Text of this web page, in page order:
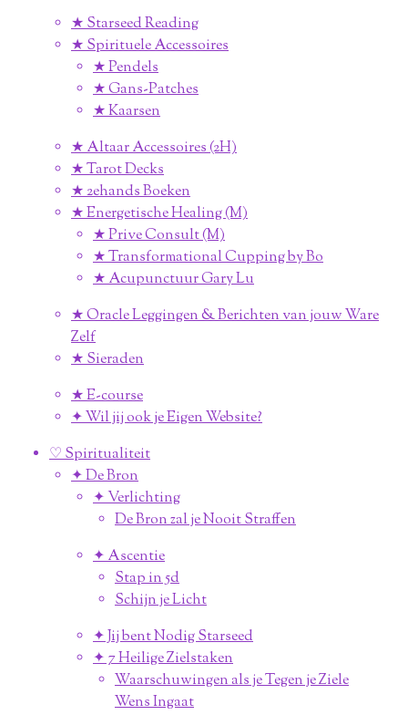
★ Starseed Reading
★ Spirituele Accessoires
★ Pendels
★ Gans-Patches
★ Kaarsen
★ Altaar Accessoires (2H)
★ Tarot Decks
★ 2ehands Boeken
★ Energetische Healing (M)
★ Prive Consult (M)
★ Transformational Cupping by Bo
★ Acupunctuur Gary Lu
★ Oracle Leggingen & Berichten van jouw Ware
Zelf
★ Sieraden
★ E-course
✦ Wil jij ook je Eigen Website?
♡ Spiritualiteit
✦ De Bron
✦ Verlichting
De Bron zal je Nooit Straffen
✦ Ascentie
Stap in 5d
Schijn je Licht
✦ Jij bent Nodig Starseed
✦ 7 Heilige Zielstaken
Waarschuwingen als je Tegen je Ziele
Wens Ingaat